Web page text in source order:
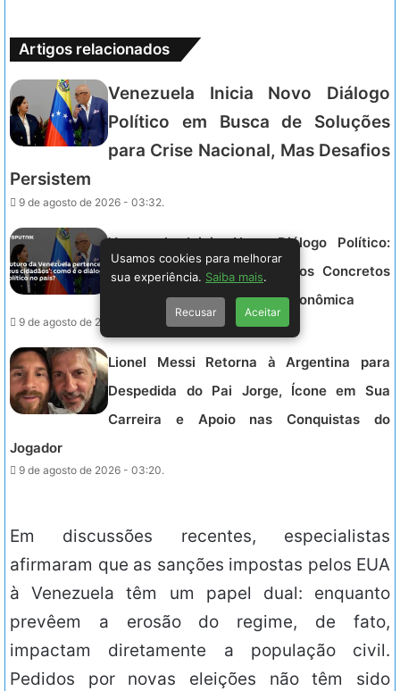
Artigos relacionados
Venezuela Inicia Novo Diálogo
Político em Busca de Soluções
para Crise Nacional, Mas Desafios
Persistem
9 de agosto de 2026 - 03:32.
Venezuela Inicia Novo Diálogo Político:
Cidadãos Esperam Resultados Concretos
em Meio a Conflito e Crise Econômica
9 de agosto de 2026 - 03:32.
Lionel Messi Retorna à Argentina para
Despedida do Pai Jorge, Ícone em Sua
Carreira e Apoio nas Conquistas do
Jogador
9 de agosto de 2026 - 03:20.
Em discussões recentes, especialistas
afirmaram que as sanções impostas pelos EUA
à Venezuela têm um papel dual: enquanto
prevêem a erosão do regime, de fato,
impactam diretamente a população civil.
Pedidos por novas eleições não têm sido
Usamos cookies para melhorar
sua experiência. Saiba mais
Recusar Aceitar